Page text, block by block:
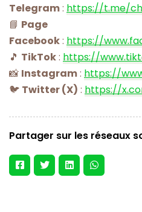
Telegram: https://t.me/
📘 Page
Facebook: https://
🎵 TikTok: https://
📸 Instagram: https://
🐦 Twitter (X) : https://
Partager sur les réseaux